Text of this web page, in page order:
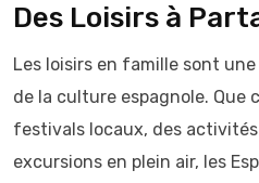
Des Loisirs à
Les loisirs en famille sont
de la culture espagnole. Que
festivals locaux, des
excursions en plein air, les